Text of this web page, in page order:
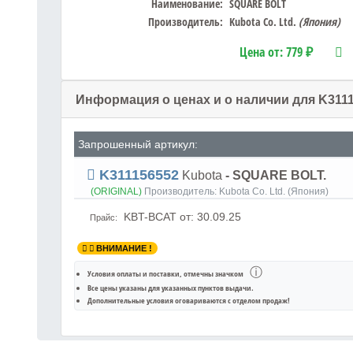
Наименование: SQUARE BOLT
Производитель: Kubota Co. Ltd. (Япония)
Цена от:779 ₽
Информация о ценах и о наличии для
Запрошенный артикул:
K311156552 Kubota - SQUARE BOLT.
(ORIGINAL)Производитель: Kubota Co. Ltd. (Япония)
Прайс: KBT-BCAT от: 30.09.25
ВНИМАНИЕ !
Условия оплаты и поставки , отмечны значком ⓘ
Все цены указаны дляуказанных пунктов выдачи.
Дополнительные условия оговариваются с отделом продаж!